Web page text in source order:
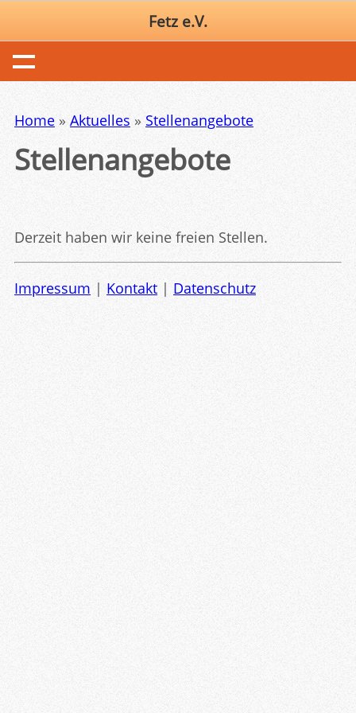
Fetz e.V.
Home » Aktuelles » Stellenangebote
Stellenangebote
Derzeit haben wir keine freien Stellen.
Impressum | Kontakt | Datenschutz